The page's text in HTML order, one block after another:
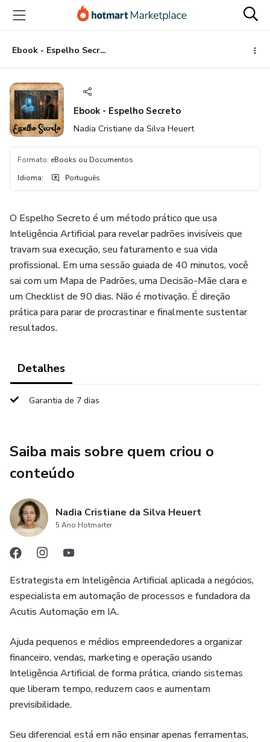
para
conteúdo
principal
para
pagamento
para
rodapé
Ebook - Espelho Secreto
Ebook - Espelho Secreto
Nadia Cristiane da Silva Heuert
Formato: eBooks ou Documentos
Idioma: Português
O Espelho Secreto é um método prático que usa
Inteligência Artificial para revelar padrões invisíveis que
travam sua execução, seu faturamento e sua vida
profissional. Em uma sessão guiada de 40 minutos, você
sai com um Mapa de Padrões, uma Decisão-Mãe clara e
um Checklist de 90 dias. Não é motivação. É direção
prática para parar de procrastinar e finalmente sustentar
resultados.
Detalhes
Garantia de 7 dias
Saiba mais sobre quem criou o
conteúdo
Nadia Cristiane da Silva Heuert
5 Ano Hotmarter
Estrategista em Inteligência Artificial aplicada a negócios,
especialista em automação de processos e fundadora da
Acutis Automação em IA.
Ajuda pequenos e médios empreendedores a organizar
financeiro, vendas, marketing e operação usando
Inteligência Artificial de forma prática, criando sistemas
que liberam tempo, reduzem caos e aumentam
previsibilidade.
Seu diferencial está em não ensinar apenas ferramentas,